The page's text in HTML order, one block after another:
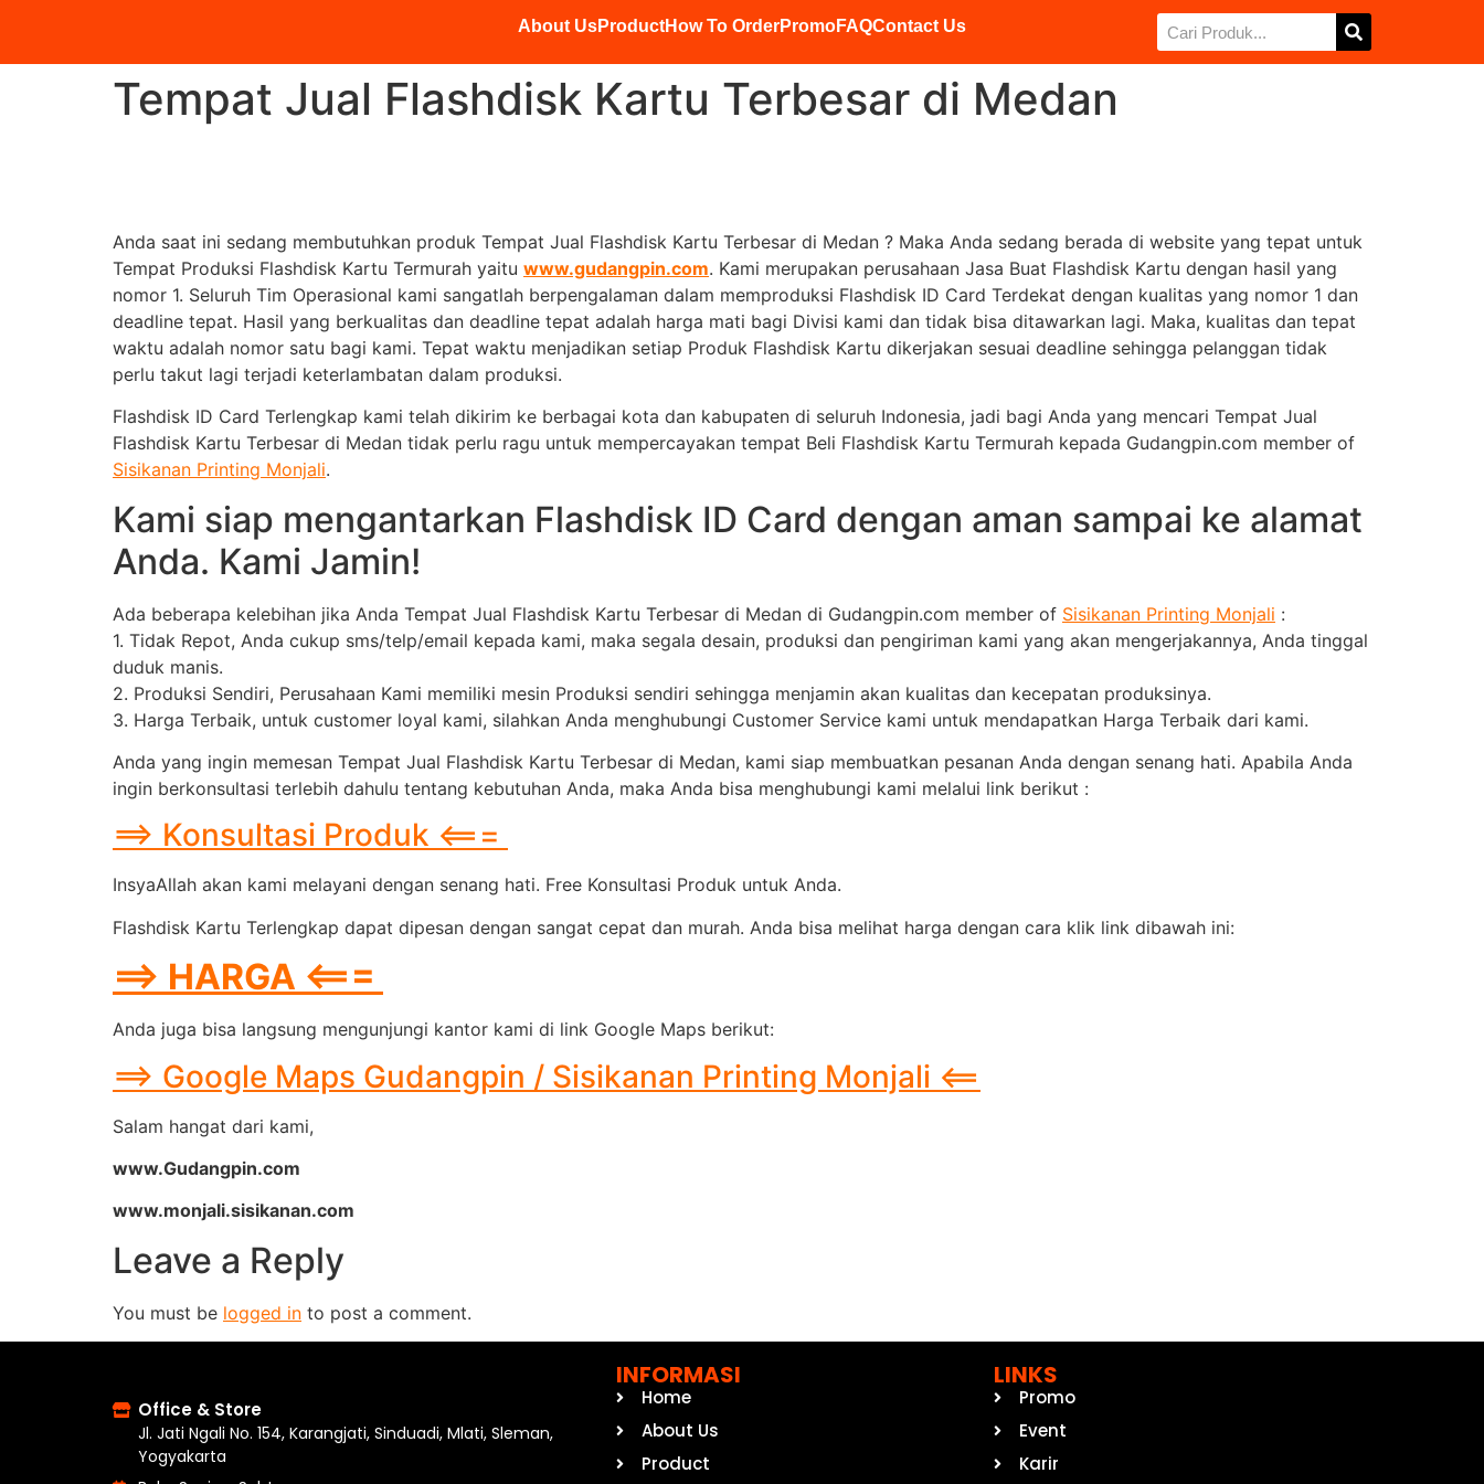
About UsProductHow To OrderPromoFAQContact Us
Tempat Jual Flashdisk Kartu Terbesar di Medan
Anda saat ini sedang membutuhkan produk Tempat Jual Flashdisk Kartu Terbesar di Medan ? Maka Anda sedang berada di website yang tepat untuk
Tempat Produksi Flashdisk Kartu Termurah yaitu www.gudangpin.com. Kami merupakan perusahaan Jasa Buat Flashdisk Kartu dengan hasil yang
nomor 1. Seluruh Tim Operasional kami sangatlah berpengalaman dalam memproduksi Flashdisk ID Card Terdekat dengan kualitas yang nomor 1 dan
deadline tepat. Hasil yang berkualitas dan deadline tepat adalah harga mati bagi Divisi kami dan tidak bisa ditawarkan lagi. Maka, kualitas dan tepat
waktu adalah nomor satu bagi kami. Tepat waktu menjadikan setiap Produk Flashdisk Kartu dikerjakan sesuai deadline sehingga pelanggan tidak
perlu takut lagi terjadi keterlambatan dalam produksi.
Flashdisk ID Card Terlengkap kami telah dikirim ke berbagai kota dan kabupaten di seluruh Indonesia, jadi bagi Anda yang mencari Tempat Jual
Flashdisk Kartu Terbesar di Medan tidak perlu ragu untuk mempercayakan tempat Beli Flashdisk Kartu Termurah kepada Gudangpin.com member of
Sisikanan Printing Monjali.
Kami siap mengantarkan Flashdisk ID Card dengan aman sampai ke alamat
Anda. Kami Jamin!
Ada beberapa kelebihan jika Anda Tempat Jual Flashdisk Kartu Terbesar di Medan di Gudangpin.com member of Sisikanan Printing Monjali :
1. Tidak Repot, Anda cukup sms/telp/email kepada kami, maka segala desain, produksi dan pengiriman kami yang akan mengerjakannya, Anda tinggal
duduk manis.
2. Produksi Sendiri, Perusahaan Kami memiliki mesin Produksi sendiri sehingga menjamin akan kualitas dan kecepatan produksinya.
3. Harga Terbaik, untuk customer loyal kami, silahkan Anda menghubungi Customer Service kami untuk mendapatkan Harga Terbaik dari kami.
Anda yang ingin memesan Tempat Jual Flashdisk Kartu Terbesar di Medan, kami siap membuatkan pesanan Anda dengan senang hati. Apabila Anda
ingin berkonsultasi terlebih dahulu tentang kebutuhan Anda, maka Anda bisa menghubungi kami melalui link berikut :
==> Konsultasi Produk <===
InsyaAllah akan kami melayani dengan senang hati. Free Konsultasi Produk untuk Anda.
Flashdisk Kartu Terlengkap dapat dipesan dengan sangat cepat dan murah. Anda bisa melihat harga dengan cara klik link dibawah ini:
==> HARGA <===
Anda juga bisa langsung mengunjungi kantor kami di link Google Maps berikut:
==> Google Maps Gudangpin / Sisikanan Printing Monjali <==
Salam hangat dari kami,
www.Gudangpin.com
www.monjali.sisikanan.com
Leave a Reply
You must be logged in to post a comment.
Office & Store
Jl. Jati Ngali No. 154, Karangjati, Sinduadi, Mlati, Sleman,
Yogyakarta
INFORMASI
Home
About Us
Product
LINKS
Promo
Event
Karir